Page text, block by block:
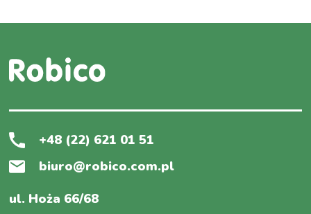
+48 (22) 621 01 51
biuro@robico.com.pl
ul. Hoża 66/68